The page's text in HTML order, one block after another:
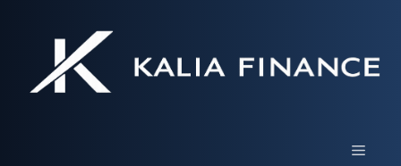
contenu
MENU
Loc annonce : le guide